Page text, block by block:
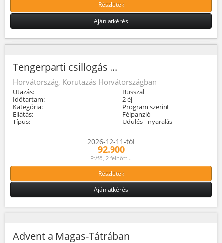
Részletek
Ajánlatkérés
Tengerparti csillogás ...
Horvátország, Körutazás Horvátországban
Utazás:
Busszal
Időtartam:
2 éj
Kategória:
Program szerint
Ellátás:
Félpanzió
Típus:
Üdülés - nyaralás
2026-12-11-tól
92.900
Ft/fő, 2 felnőtt...
Részletek
Ajánlatkérés
Advent a Magas-Tátrában